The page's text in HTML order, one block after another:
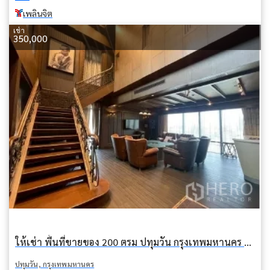
เพลินจิต
เช่า
350,000
ให้เช่า พื้นที่ขายของ 200 ตรม ปทุมวัน กรุงเทพมหานคร BTS เพลินจิต
ปทุมวัน, กรุงเทพมหานคร